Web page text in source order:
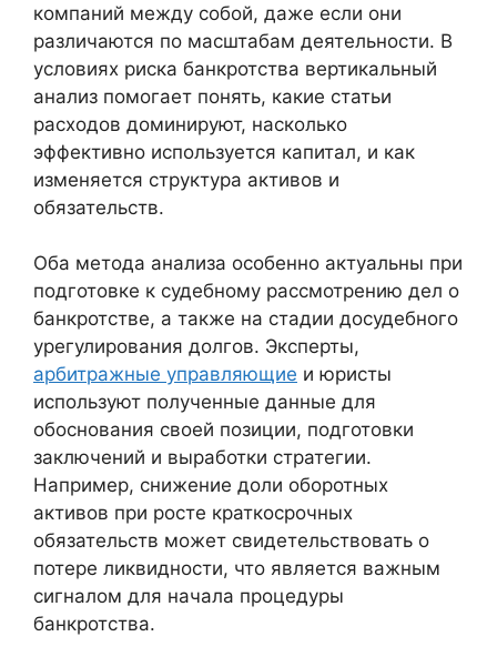
компаний между собой, даже если они
различаются по масштабам деятельности. В
условиях риска банкротства вертикальный
анализ помогает понять, какие статьи
расходов доминируют, насколько
эффективно используется капитал, и как
изменяется структура активов и
обязательств.
Оба метода анализа особенно актуальны при
подготовке к судебному рассмотрению дел о
банкротстве, а также на стадии досудебного
урегулирования долгов. Эксперты,
арбитражные управляющие и юристы
используют полученные данные для
обоснования своей позиции, подготовки
заключений и выработки стратегии.
Например, снижение доли оборотных
активов при росте краткосрочных
обязательств может свидетельствовать о
потере ликвидности, что является важным
сигналом для начала процедуры
банкротства.